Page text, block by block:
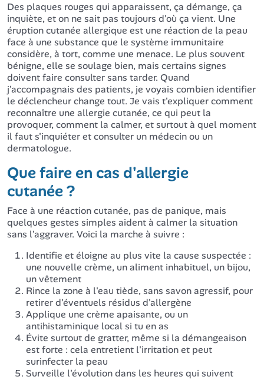
Des plaques rouges qui apparaissent, ça démange, ça
inquiète, et on ne sait pas toujours d'où ça vient. Une
éruption cutanée allergique est une réaction de la peau
face à une substance que le système immunitaire
considère, à tort, comme une menace. Le plus souvent
bénigne, elle se soulage bien, mais certains signes
doivent faire consulter sans tarder. Quand
j'accompagnais des patients, je voyais combien identifier
le déclencheur change tout. Je vais t'expliquer comment
reconnaître une allergie cutanée, ce qui peut la
provoquer, comment la calmer, et surtout à quel moment
il faut s'inquiéter et consulter un médecin ou un
dermatologue.
Que faire en cas d'allergie
cutanée ?
Face à une réaction cutanée, pas de panique, mais
quelques gestes simples aident à calmer la situation
sans l'aggraver. Voici la marche à suivre :
Identifie et éloigne au plus vite la cause suspectée :
une nouvelle crème, un aliment inhabituel, un bijou,
un vêtement
Rince la zone à l'eau tiède, sans savon agressif, pour
retirer d'éventuels résidus d'allergène
Applique une crème apaisante, ou un
antihistaminique local si tu en as
Évite surtout de gratter, même si la démangeaison
est forte : cela entretient l'irritation et peut
surinfecter la peau
Surveille l'évolution dans les heures qui suivent